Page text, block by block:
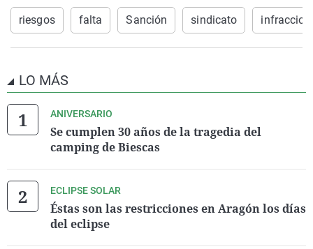
riesgos falta Sanción sindicato
LO MÁS
ANIVERSARIO
Se cumplen 30 años de la tragedia del
camping de Biescas
ECLIPSE SOLAR
Éstas son las restricciones en Aragón los días
del eclipse